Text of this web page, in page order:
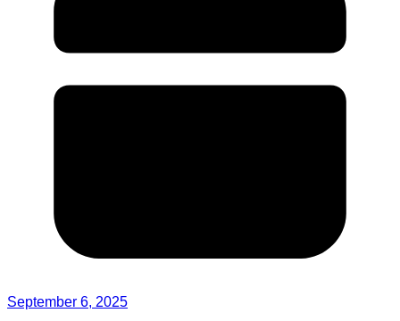
September 6, 2025